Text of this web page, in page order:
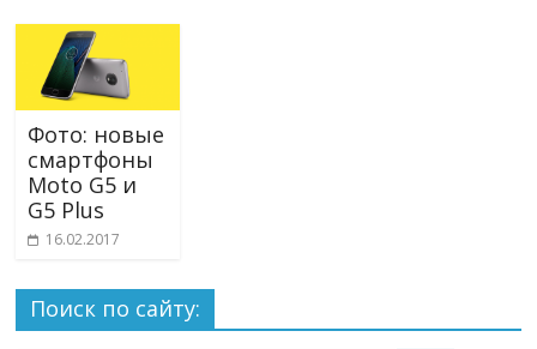
Фото: новые
смартфоны
Moto G5 и
G5 Plus
16.02.2017
Поиск по сайту: